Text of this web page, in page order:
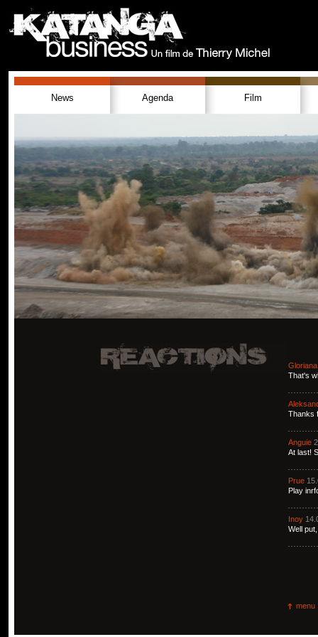
News Agenda Film
Gloriana
That's
Thanks
Anguie
At last!
Prue
Play
Inoy
Well
menu